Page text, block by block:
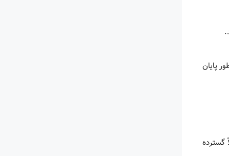
پایان
گسترده